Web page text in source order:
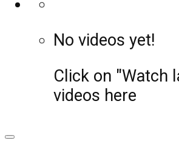
No videos yet!
Click on "Watch
videos here